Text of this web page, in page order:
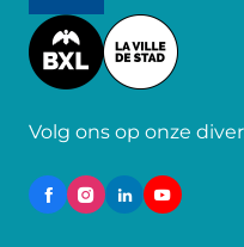
Image
Volg ons op onze